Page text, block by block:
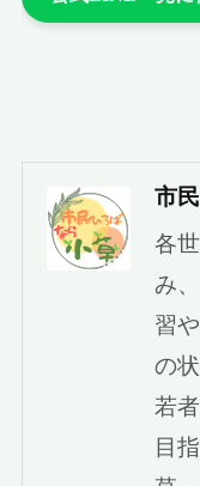
市
各
み
習
の
若
目